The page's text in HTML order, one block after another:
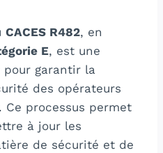
CACES R482, en
E, est une
pour garantir la
des opérateurs
Ce processus permet
à jour les
de sécurité et de